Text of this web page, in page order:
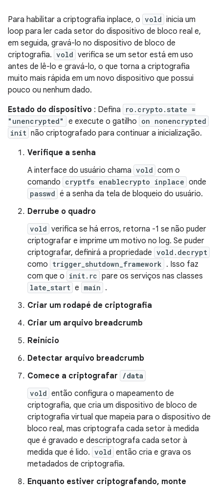
Para habilitar a criptografia inplace, o vold inicia um
loop para ler cada setor do dispositivo de bloco real e,
em seguida, gravá-lo no dispositivo de bloco de
criptografia. vold verifica se um setor está em uso
antes de lê-lo e gravá-lo, o que torna a criptografia
muito mais rápida em um novo dispositivo que possui
pouco ou nenhum dado.
Estado do dispositivo : Defina
ro.crypto.state =
"unencrypted"
e execute o gatilho on nonencrypted
init não criptografado para continuar a inicialização.
Verifique a senha
A interface do usuário chama vold com o
comando cryptfs enablecrypto inplace onde
passwd é a senha da tela de bloqueio do usuário.
Derrube o quadro
vold verifica se há erros, retorna -1 se não puder
criptografar e imprime um motivo no log. Se puder
criptografar, definirá a propriedade vold.decrypt
como trigger_shutdown_framework . Isso faz
com que o init.rc pare os serviços nas classes
late_start e main .
Criar um rodapé de criptografia
Criar um arquivo breadcrumb
Reinício
Detectar arquivo breadcrumb
Comece a criptografar /data
vold então configura o mapeamento de
criptografia, que cria um dispositivo de bloco de
criptografia virtual que mapeia para o dispositivo de
bloco real, mas criptografa cada setor à medida
que é gravado e descriptografa cada setor à
medida que é lido. vold então cria e grava os
metadados de criptografia.
Enquanto estiver criptografando, monte